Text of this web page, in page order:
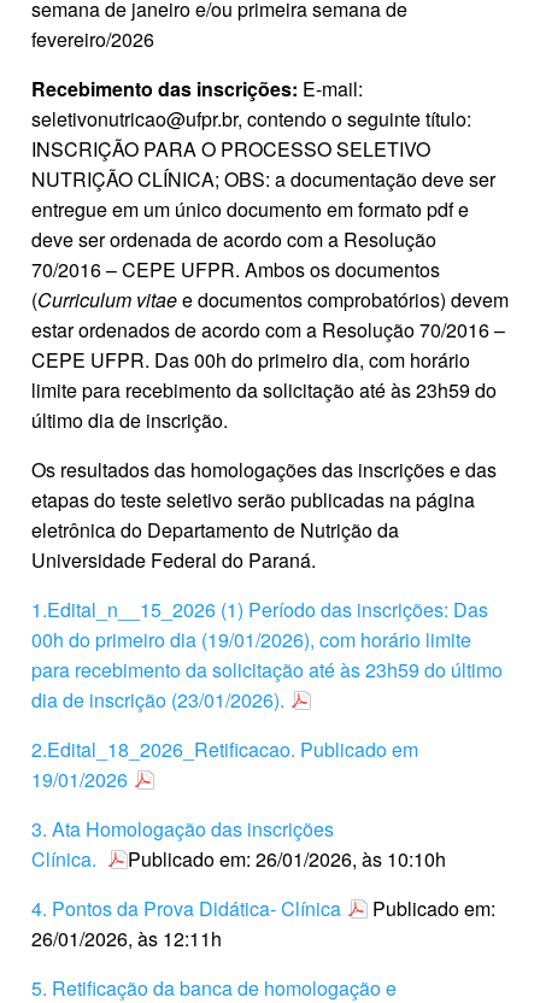
semana de janeiro e/ou primeira semana de
fevereiro/2026
Recebimento das inscrições: E‐mail:
seletivonutricao@ufpr.br, contendo o seguinte título:
INSCRIÇÃO PARA O PROCESSO SELETIVO
NUTRIÇÃO CLÍNICA; OBS: a documentação deve ser
entregue em um único documento em formato pdf e
deve ser ordenada de acordo com a Resolução
70/2016 – CEPE UFPR. Ambos os documentos
(Curriculum vitaee documentos comprobatórios) devem
estar ordenados de acordo com a Resolução 70/2016 –
CEPE UFPR. Das 00h do primeiro dia, com horário
limite para recebimento da solicitação até às 23h59 do
último dia de inscrição.
Os resultados das homologações das inscrições e das
etapas do teste seletivo serão publicadas na página
eletrônica do Departamento de Nutrição da
Universidade Federal do Paraná.
1.Edital_n__15_2026 (1) Período das inscrições: Das
00h do primeiro dia (19/01/2026), com horário limite
para recebimento da solicitação até às 23h59 do último
dia de inscrição (23/01/2026).
2.Edital_18_2026_Retificacao. Publicado em
19/01/2026
3. Ata Homologação das inscrições
Clínica.
Publicado em: 26/01/2026, às 10:10h
4. Pontos da Prova Didática- Clínica
Publicado em:
26/01/2026, às 12:11h
5. Retificação da banca de homologação e